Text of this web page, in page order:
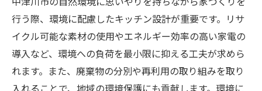
行う際、環境に配慮したキッチン設計が重要です。リサ
イクル可能な素材の使用やエネルギー効率の高い家電の
導入など、環境への負荷を最小限に抑える工夫が求めら
れます。また、廃棄物の分別や再利用の取り組みを取り
入れることで、地域の環境保護にも貢献します。環境に